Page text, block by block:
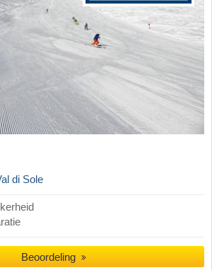
di Sole
Beoordeling